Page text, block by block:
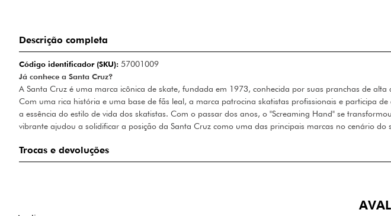
Descrição completa
Código identificador (SKU): 57001009
Já conhece a Santa Cruz?
A Santa Cruz é uma marca icônica de skate, fundada em 1973, conhecida por suas pranchas de
Com uma rica história e uma base de fãs leal, a marca patrocina skatistas profissionais e participa
a essência do estilo de vida dos skatistas. Com o passar dos anos, o "Screaming Hand" se
vibrante ajudou a solidificar a posição da Santa Cruz como uma das principais marcas no cenário do
Trocas e devoluções